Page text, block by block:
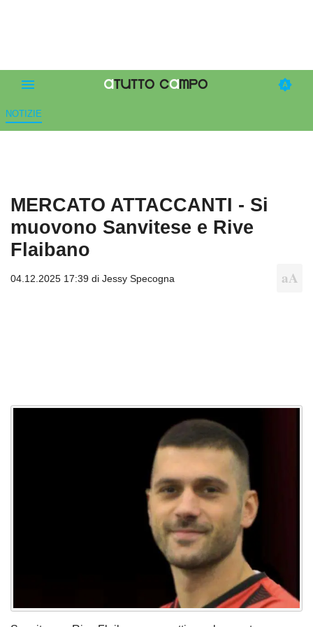
NOTIZIE
MERCATO ATTACCANTI - Si
muovono Sanvitese e Rive
Flaibano
04.12.2025 17:39 di Jessy Specogna